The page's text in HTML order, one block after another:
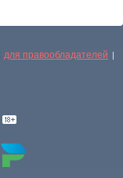
для правообладателей |